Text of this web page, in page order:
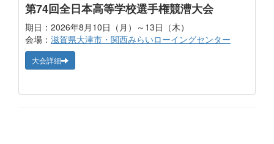
第74回全日本高等学校選手権競漕大会
期日：2026年8月10日（月）～13日（木）
会場： 滋賀県大津市・関西みらいローイングセンター
大会詳細